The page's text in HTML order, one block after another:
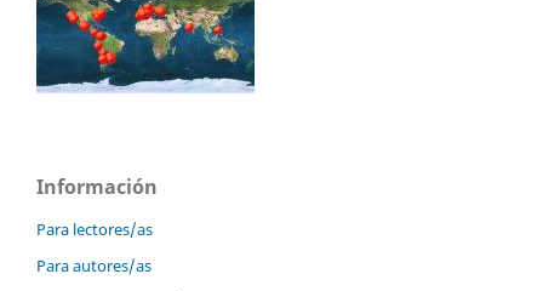
Información
Para lectores/as
Para autores/as